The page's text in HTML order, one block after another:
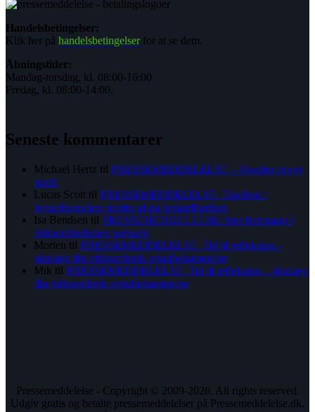
Handelsbetingelser:
Klik her på handelsbetingelserfor at se dem.
Åbningstider:
Mandag-torsdag, kl. 08:00-16:00
Fredag, kl. 08:00-14:00.
Seneste kommentarer
Michael Hertz til PRESSEMEDDELELSE – Hvorfor et nyt
parti?
Lucas Scott til PRESSEMEDDELELSE: Travlhed i
byggebranchen smitter af på beskæftigelsen
Isa Bendsen til PRESSEMEDDELELSE: Stor fremgang i
virksomhedernes websalg
Morten til PRESSEMEDDELELSE: Tid til refleksion –
planlæg din virksomheds svindbekæmpelse
Mik til PRESSEMEDDELELSE: Tid til refleksion – planlæg
din virksomheds svindbekæmpelse
Pressemeddelelse - Copyright © 2009-2026. All rights reserved.
Udgiv gratis og betalte pressemeddelelser på Pressemeddelelse.dk.